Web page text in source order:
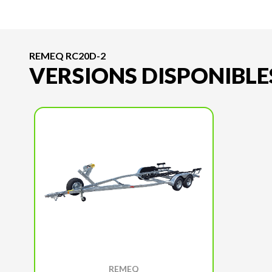
REMEQ RC20D-2
VERSIONS
REMEQ